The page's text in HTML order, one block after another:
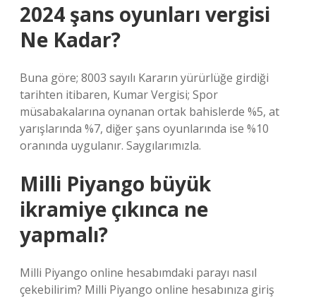
2024 şans oyunları vergisi
Ne Kadar?
Buna göre; 8003 sayılı Kararın yürürlüğe girdiği
tarihten itibaren, Kumar Vergisi; Spor
müsabakalarına oynanan ortak bahislerde %5, at
yarışlarında %7, diğer şans oyunlarında ise %10
oranında uygulanır. Saygılarımızla.
Milli Piyango büyük
ikramiye çıkınca ne
yapmalı?
Milli Piyango online hesabımdaki parayı nasıl
çekebilirim? Milli Piyango online hesabınıza giriş